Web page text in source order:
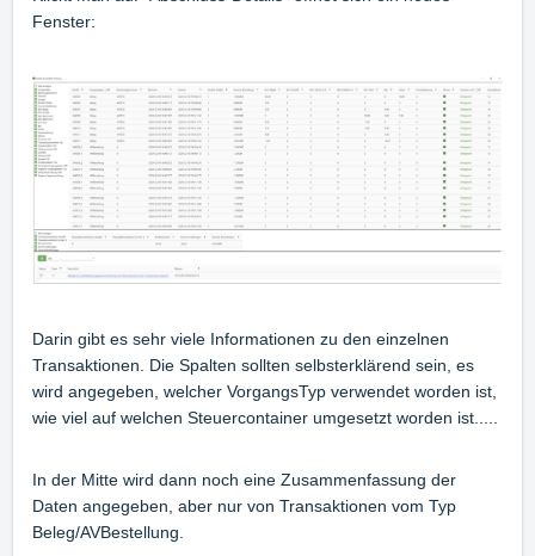
Fenster:
Darin gibt es sehr viele Informationen zu den einzelnen
Transaktionen. Die Spalten sollten selbsterklärend sein, es
wird angegeben, welcher VorgangsTyp verwendet worden ist,
wie viel auf welchen Steuercontainer umgesetzt worden ist.....
In der Mitte wird dann noch eine Zusammenfassung der
Daten angegeben, aber nur von Transaktionen vom Typ
Beleg/AVBestellung.